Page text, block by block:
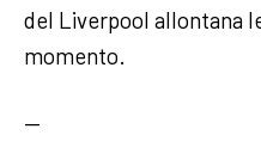
del Liverpool allontana
momento.
—